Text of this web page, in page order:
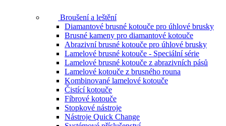
Broušení a leštění
Diamantové brusné kotouče pro úhlové brusky
Brusné kameny pro diamantové kotouče
Abrazivní brusné kotouče pro úhlové brusky
Lamelové brusné kotouče - Speciální série
Lamelové brusné kotouče z abrazivních pásů
Lamelové kotouče z brusného rouna
Kombinované lamelové kotouče
Čistící kotouče
Fíbrové kotouče
Stopkové nástroje
Nástroje Quick Change